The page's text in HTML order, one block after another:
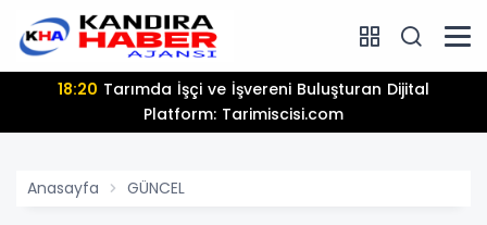
18:20
Platform: Tarimiscisi.com
Anasayfa GÜNCEL